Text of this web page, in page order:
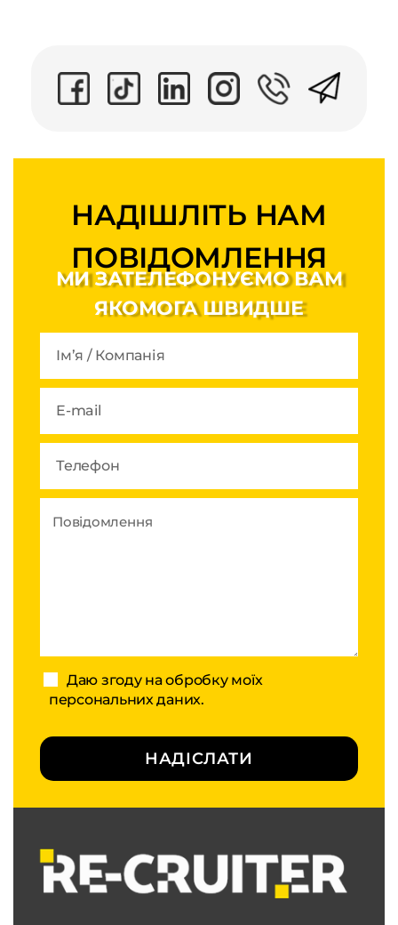
НАДІШЛІТЬ НАМ
ПОВІДОМЛЕННЯ
МИ ЗАТЕЛЕФОНУЄМО ВАМ
ЯКОМОГА ШВИДШЕ
Даю згоду на обробку моїх
персональних даних.
НАДІСЛАТИ